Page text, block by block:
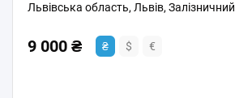
Львівська область, Львів, Залізничний
9 000 ₴ ₴ $ €